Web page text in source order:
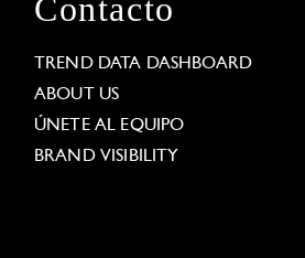
Contacto
TREND DATA DASHBOARD
ABOUT US
ÚNETE AL EQUIPO
BRAND VISIBILITY